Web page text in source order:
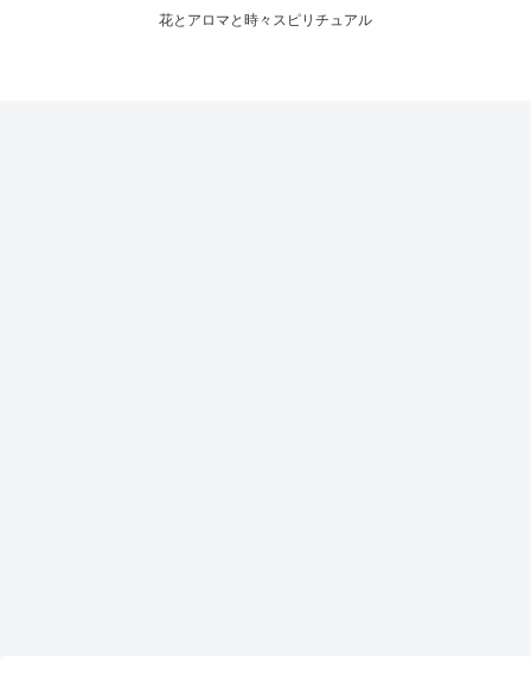
花とアロマと時々スピリチュアル